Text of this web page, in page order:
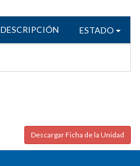
DESCRIPCIÓN ESTADO
Descargar Ficha de la Unidad